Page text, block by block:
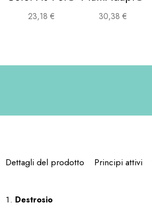
23,18 € 30,38 €
Dettagli del prodotto Principi attivi
Destrosio